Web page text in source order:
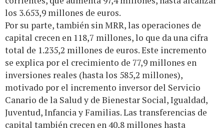
los 3.653,9 millones de euros.
Por su parte, también sin MRR, las operaciones de
capital crecen en 118,7 millones, lo que da una cifra
total de 1.235,2 millones de euros. Este incremento
se explica por el crecimiento de 77,9 millones en
inversiones reales (hasta los 585,2 millones),
motivado por el incremento inversor del Servicio
Canario de la Salud y de Bienestar Social, Igualdad,
Juventud, Infancia y Familias. Las transferencias de
capital también crecen en 40,8 millones hasta